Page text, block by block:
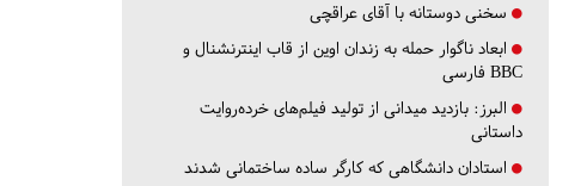
سخنی دوستانه با آقای عراقچی
ابعاد ناگوار حمله به زندان اوین از قاب اینترنشنال و
BBC فارسی
البرز: بازدید میدانی از تولید فیلم‌های خرده‌روایت
داستانی
استادان دانشگاهی که کارگر ساده ساختمانی شدند